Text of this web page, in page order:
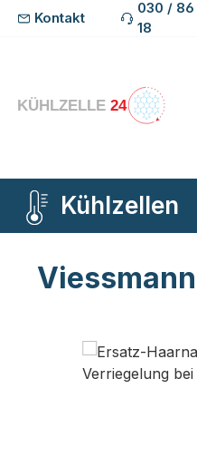
Hauptinhalt springen
Zur Suche springen
Zur Hauptnavigation
Kontakt
030 / 86
18
Kühlzellen
Bildergalerie